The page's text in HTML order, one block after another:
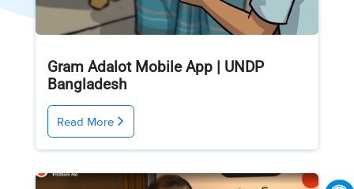
Gram Adalot Mobile App | UNDP
Bangladesh
Read More